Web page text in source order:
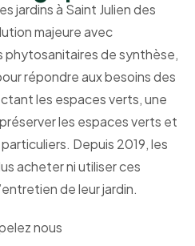
jardins à Saint Julien des
majeure avec
phytosanitaires de synthèse,
répondre aux besoins des
les espaces verts, une
les espaces verts et
Depuis 2019, les
acheter ni utiliser ces
de leur jardin.
nous